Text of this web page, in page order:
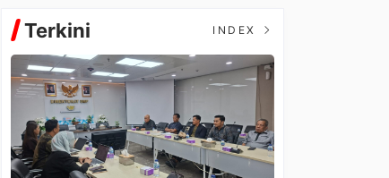
Terkini INDEX